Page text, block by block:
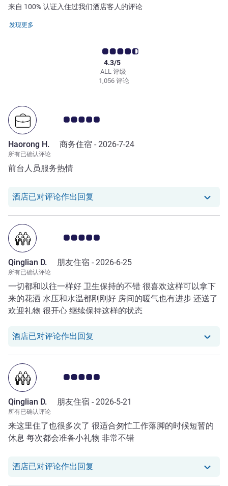
来自 100% 认证入住过我们酒店客人的评论
发现更多
ALL 评级
4.3/5
1,056 评论
客户意见评级 5.0/5
Haorong H. 商务住宿 - 2026-7-24
所有已确认评论
前台人员服务热情
酒店已对评论作出回复 我们酒店已对 Haorong H. 的评论作
客户意见评级 5.0/5
Qinglian D. 朋友住宿 - 2026-6-25
所有已确认评论
一切都和以往一样好 卫生保持的不错 很喜欢这样可以拿下
来的花洒 水压和水温都刚刚好 房间的暖气也有进步 还送了
欢迎礼物 很开心 继续保持这样的状态
酒店已对评论作出回复 我们酒店已对 Qinglian D. 的评论作
客户意见评级 5.0/5
Qinglian D. 朋友住宿 - 2026-5-21
所有已确认评论
来这里住了也很多次了 很适合匆忙工作落脚的时候短暂的
休息 每次都会准备小礼物 非常不错
酒店已对评论作出回复 我们酒店已对 Qinglian D. 的评论作